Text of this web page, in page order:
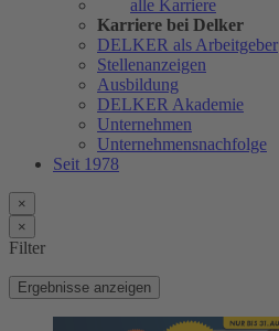
alle Karriere
Karriere bei Delker
DELKER als Arbeitgeber
Stellenanzeigen
Ausbildung
DELKER Akademie
Unternehmen
Unternehmensnachfolge
Seit 1978
×
×
Filter
Ergebnisse anzeigen